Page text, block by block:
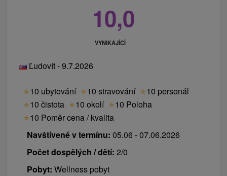
10,0
VYNIKAJÍCÍ
Ľudovít - 9.7.2026
★10 ubytování ★10 stravování ★10 personál
★10 čistota ★10 okolí ★10 Poloha
★10 Poměr cena / kvalita
Navštívené v termínu: 05.06 - 07.06.2026
Počet dospělých / dětí: 2/0
Pobyt: Wellness pobyt